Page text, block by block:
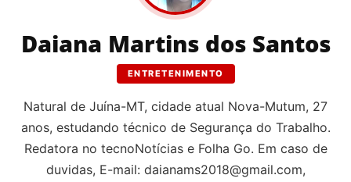
Daiana Martins dos Santos
ENTRETENIMENTO
Natural de Juína-MT, cidade atual Nova-Mutum, 27
anos, estudando técnico de Segurança do Trabalho.
Redatora no tecnoNotícias e Folha Go. Em caso de
duvidas, E-mail: daianams2018@gmail.com,